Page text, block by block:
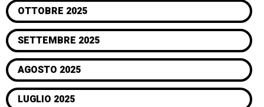
OTTOBRE 2025
SETTEMBRE 2025
AGOSTO 2025
LUGLIO 2025